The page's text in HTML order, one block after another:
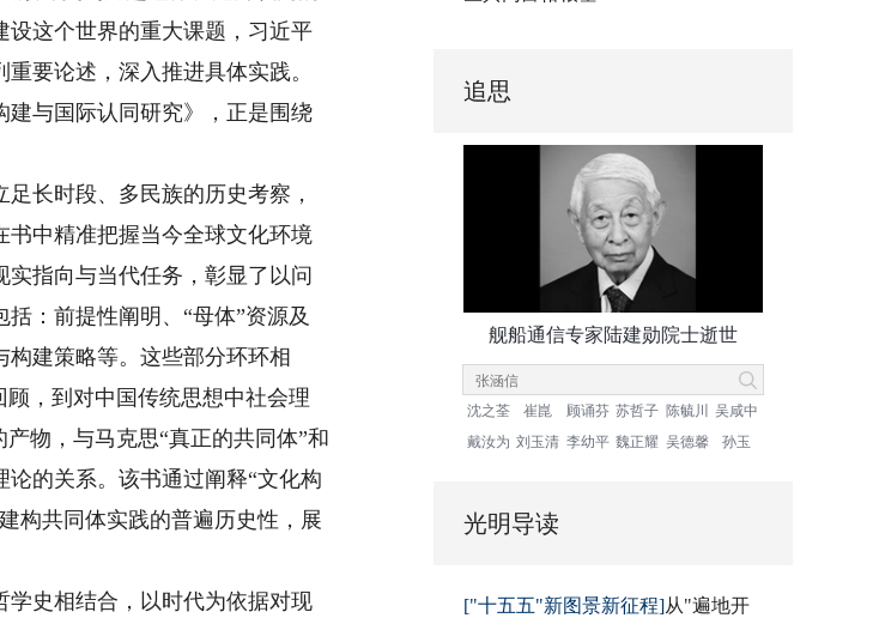
这个世界的重大课题，习近平
要论述，深入推进具体实践。
建与国际认同研究》，正是围绕
长时段、多民族的历史考察，
书中精准把握当今全球文化环境
指向与当代任务，彰显了以问
：前提性阐明、“母体”资源及
建策略等。这些部分环环相
，到对中国传统思想中社会理
物，与马克思“真正的共同体”和
的关系。该书通过阐释“文化构
构共同体实践的普遍历史性，展
史相结合，以时代为依据对现
追思
舰船通信专家陆建勋院士逝世
沈之荃 崔崑 顾诵芬 苏哲子 陈毓川
吴咸中
戴汝为 刘玉清 李幼平 魏正耀 吴德馨 孙玉
光明导读
["十五五"新图景新征程]从"遍地开